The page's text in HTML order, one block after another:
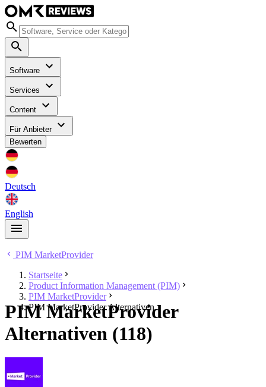
Software
Services
Content
Für Anbieter
Bewerten
Deutsch
English
PIM MarketProvider
Startseite
Product Information Management (PIM)
PIM MarketProvider
PIM MarketProvider Alternativen
PIM MarketProvider
Alternativen (118)